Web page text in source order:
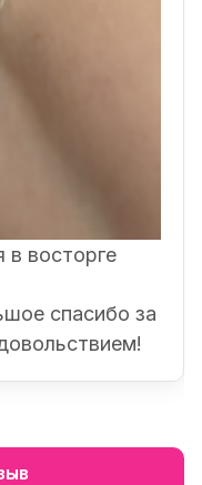
в восторге
спасибо за